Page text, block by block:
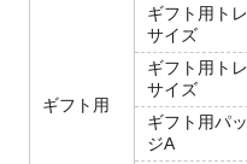
ギフト用
ギフト用ト
サイズ
ギフト用ト
サイズ
ギフト用パ
ジA